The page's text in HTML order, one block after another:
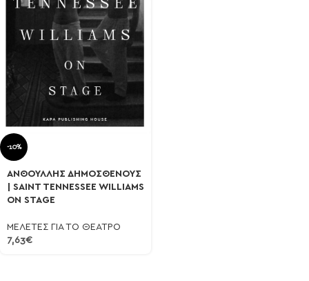
-10%
ΑΝΘΟΥΛΛΗΣ ΔΗΜΟΣΘΕΝΟΥΣ
| SAINT TENNESSEE WILLIAMS
ON STAGE
ΜΕΛΕΤΕΣ ΓΙΑ ΤΟ ΘΕΑΤΡΟ
7,63€